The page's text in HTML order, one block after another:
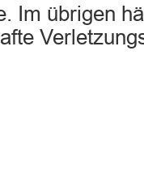
Im übrigen